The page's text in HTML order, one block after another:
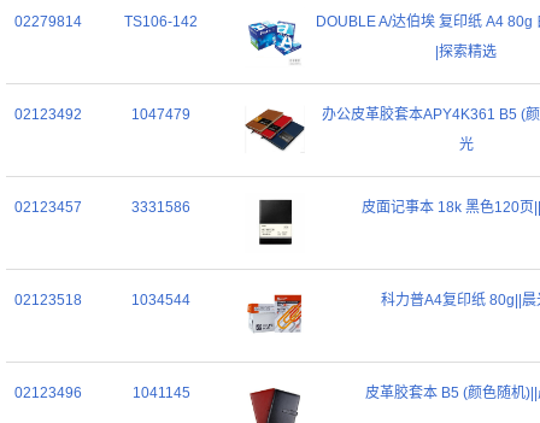
02279814 TS106-142
DOUBLE A/达伯埃 复印纸 A4 80g
|探索精选
02123492 1047479
办公皮革胶套本APY4K361 B5 (
光
02123457 3331586 皮面记事本 18k 黑色120页
02123518 1034544 科力普A4复印纸 80g||晨
02123496 1041145 皮革胶套本 B5 (颜色随机